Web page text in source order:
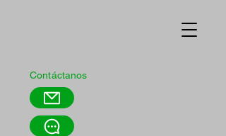
Contáctanos